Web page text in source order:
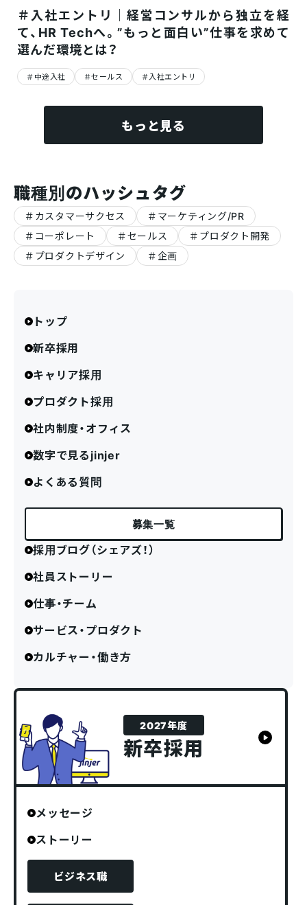
＃入社エントリ｜経営コンサルから独立を経
て、HR Techへ。”もっと面白い”仕事を求めて
選んだ環境とは？
中途入社 セールス 入社エントリ
もっと見る
職種別のハッシュタグ
カスタマーサクセス
マーケティング/PR
コーポレート
セールス
プロダクト開発
プロダクトデザイン
企画
トップ
新卒採用
キャリア採用
プロダクト採用
社内制度・オフィス
数字で見るjinjer
よくある質問
募集一覧
採用ブログ（シェアズ！）
社員ストーリー
仕事・チーム
サービス・プロダクト
カルチャー・働き方
2027年度
新卒採用
メッセージ
ストーリー
ビジネス職